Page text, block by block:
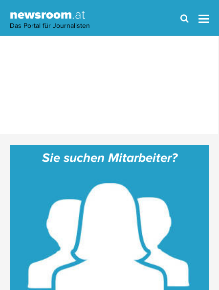
newsroom.at
Das Portal für Journalisten
Sie suchen Mitarbeiter?